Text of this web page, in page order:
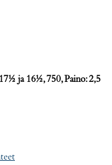
ja 16½, 750, Paino: 2,5